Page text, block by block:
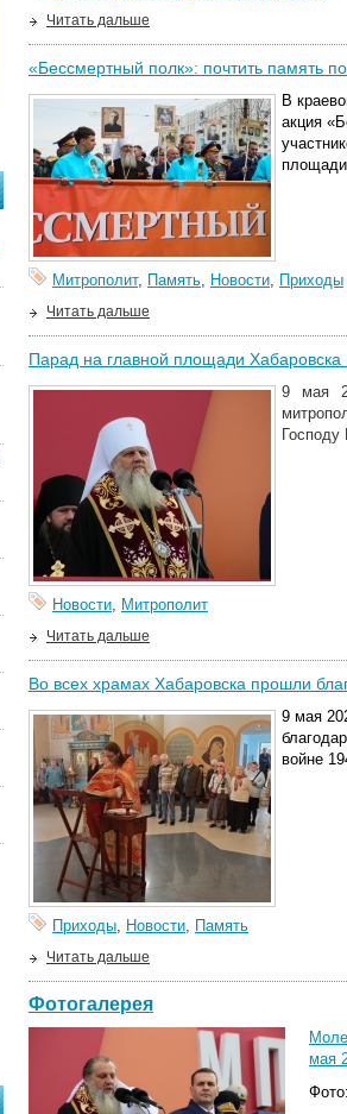
Читать дальше
«Бессмертный полк»: почтить память
В
акция
Митрополит, Память, Новости, Приходы
Читать дальше
Парад на главной площади
9 мая
Новости, Митрополит
Читать дальше
Во всех храмах Хабаровска прошли
9 мая
войне
Приходы, Новости, Память
Читать дальше
Фотогалерея
мая